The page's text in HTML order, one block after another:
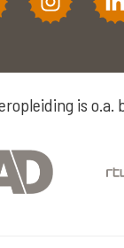
is o.a.